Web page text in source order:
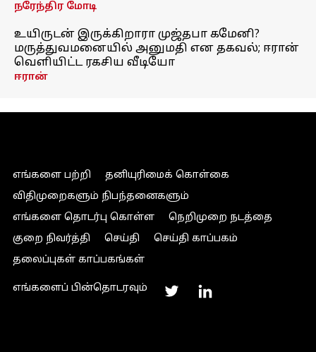
நரேந்திர மோடி
உயிருடன் இருக்கிறாரா முஜ்தபா கமேனி?
மருத்துவமனையில் அனுமதி என தகவல்; ஈரான்
வெளியிட்ட ரகசிய வீடியோ
ஈரான்
எங்களை பற்றி
தனியுரிமைக் கொள்கை
விதிமுறைகளும் நிபந்தனைகளும்
எங்களை தொடர்பு கொள்ள
நெறிமுறை நடத்தை
குறை நிவர்த்தி
செய்தி
செய்தி காப்பகம்
தலைப்புகள் காப்பகங்கள்
எங்களைப் பின்தொடரவும்